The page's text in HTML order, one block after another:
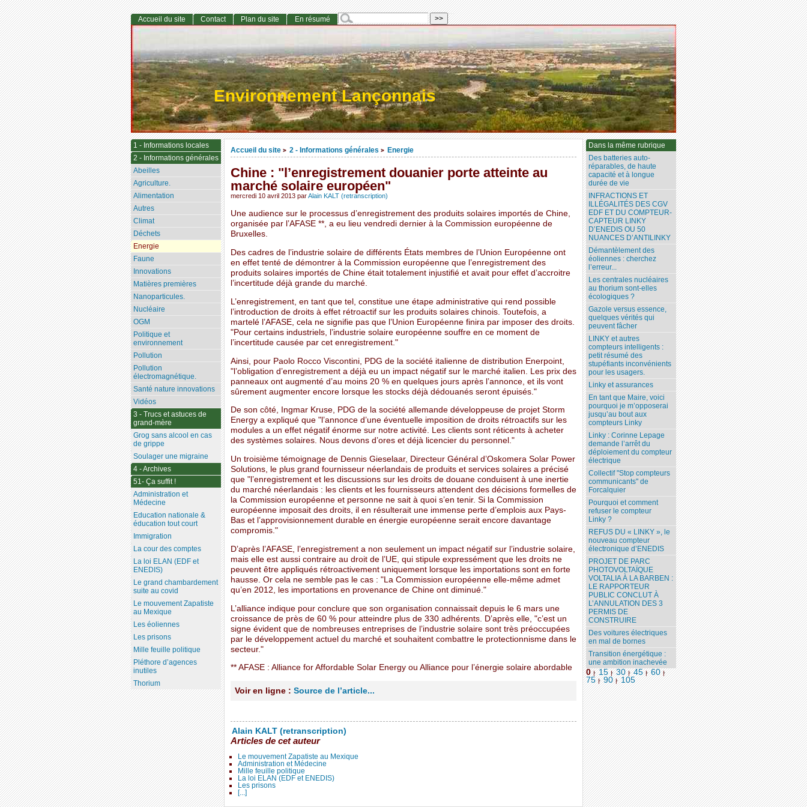
Environnement Lançonnais
Accueil du site > 2 - Informations générales > Energie
Chine : "l’enregistrement douanier porte atteinte au
marché solaire européen"
mercredi 10 avril 2013 parAlain KALT (retranscription)
Une audience sur le processus d’enregistrement des produits solaires importés de Chine,
organisée par l’AFASE **, a eu lieu vendredi dernier à la Commission européenne de
Bruxelles.
Des cadres de l’industrie solaire de différents États membres de l’Union Européenne ont
en effet tenté de démontrer à la Commission européenne que l’enregistrement des
produits solaires importés de Chine était totalement injustifié et avait pour effet d’accroitre
l’incertitude déjà grande du marché.
L’enregistrement, en tant que tel, constitue une étape administrative qui rend possible
l’introduction de droits à effet rétroactif sur les produits solaires chinois. Toutefois, a
martelé l’AFASE, cela ne signifie pas que l’Union Européenne finira par imposer des droits.
"Pour certains industriels, l’industrie solaire européenne souffre en ce moment de
l’incertitude causée par cet enregistrement."
Ainsi, pour Paolo Rocco Viscontini, PDG de la société italienne de distribution Enerpoint,
"l’obligation d’enregistrement a déjà eu un impact négatif sur le marché italien. Les prix des
panneaux ont augmenté d’au moins 20 % en quelques jours après l’annonce, et ils vont
sûrement augmenter encore lorsque les stocks déjà dédouanés seront épuisés."
De son côté, Ingmar Kruse, PDG de la société allemande développeuse de projet Storm
Energy a expliqué que "l’annonce d’une éventuelle imposition de droits rétroactifs sur les
modules a un effet négatif énorme sur notre activité. Les clients sont réticents à acheter
des systèmes solaires. Nous devons d’ores et déjà licencier du personnel."
Un troisième témoignage de Dennis Gieselaar, Directeur Général d’Oskomera Solar Power
Solutions, le plus grand fournisseur néerlandais de produits et services solaires a précisé
que "l’enregistrement et les discussions sur les droits de douane conduisent à une inertie
du marché néerlandais : les clients et les fournisseurs attendent des décisions formelles de
la Commission européenne et personne ne sait à quoi s’en tenir. Si la Commission
européenne imposait des droits, il en résulterait une immense perte d’emplois aux Pays-
Bas et l’approvisionnement durable en énergie européenne serait encore davantage
compromis."
D’après l’AFASE, l’enregistrement a non seulement un impact négatif sur l’industrie solaire,
mais elle est aussi contraire au droit de l’UE, qui stipule expressément que les droits ne
peuvent être appliqués rétroactivement uniquement lorsque les importations sont en forte
hausse. Or cela ne semble pas le cas : "La Commission européenne elle-même admet
qu’en 2012, les importations en provenance de Chine ont diminué."
L’alliance indique pour conclure que son organisation connaissait depuis le 6 mars une
croissance de près de 60 % pour atteindre plus de 330 adhérents. D’après elle, "c’est un
signe évident que de nombreuses entreprises de l’industrie solaire sont très préoccupées
par le développement actuel du marché et souhaitent combattre le protectionnisme dans le
secteur."
** AFASE : Alliance for Affordable Solar Energy ou Alliance pour l’énergie solaire abordable
Voir en ligne : Source de l’article...
Alain KALT (retranscription)
Articles de cet auteur
Le mouvement Zapatiste au Mexique
Administration et Médecine
Mille feuille politique
La loi ELAN (EDF et ENEDIS)
Les prisons
[...]
Dans la même rubrique
Des batteries auto-
réparables, de haute
capacité et à longue
durée de vie
INFRACTIONS ET
ILLÉGALITÉS DES CGV
EDF ET DU COMPTEUR-
CAPTEUR LINKY
D’ENEDIS OU 50
NUANCES D’ANTILINKY
Démantèlement des
éoliennes : cherchez
l’erreur...
Les centrales nucléaires
au thorium sont-elles
écologiques ?
Gazole versus essence,
quelques vérités qui
peuvent fâcher
LINKY et autres
compteurs intelligents :
petit résumé des
stupéfiants inconvénients
pour les usagers.
Linky et assurances
En tant que Maire, voici
pourquoi je m’opposerai
jusqu’au bout aux
compteurs Linky
Linky : Corinne Lepage
demande l’arrêt du
déploiement du compteur
électrique
Collectif "Stop compteurs
communicants" de
Forcalquier
Pourquoi et comment
refuser le compteur
Linky ?
REFUS DU « LINKY », le
nouveau compteur
électronique d’ENEDIS
PROJET DE PARC
PHOTOVOLTAÏQUE
VOLTALIA À LA BARBEN :
LE RAPPORTEUR
PUBLIC CONCLUT À
L’ANNULATION DES 3
PERMIS DE
CONSTRUIRE
Des voitures électriques
en mal de bornes
Transition énergétique :
une ambition inachevée
0 | 15 | 30 | 45 | 60 |
75 | 90 | 105
Accueil du site Contact Plan du site En résumé
1 - Informations locales
2 - Informations générales
Abeilles
Agriculture.
Alimentation
Autres
Climat
Déchets
Energie
Faune
Innovations
Matières premières
Nanoparticules.
Nucléaire
OGM
Politique et
environnement
Pollution
Pollution
électromagnétique.
Santé nature innovations
Vidéos
3 - Trucs et astuces de
grand-mère
Grog sans alcool en cas
de grippe
Soulager une migraine
4 - Archives
51- Ça suffit !
Administration et
Médecine
Education nationale &
éducation tout court
Immigration
La cour des comptes
La loi ELAN (EDF et
ENEDIS)
Le grand chambardement
suite au covid
Le mouvement Zapatiste
au Mexique
Les éoliennes
Les prisons
Mille feuille politique
Pléthore d’agences
inutiles
Thorium